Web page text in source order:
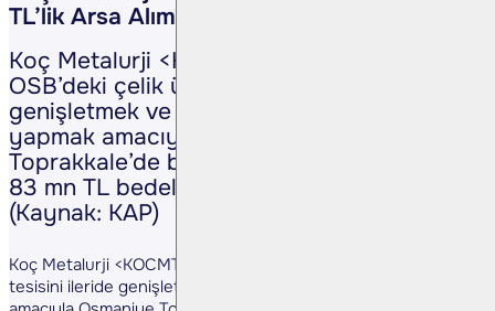
TL’lik Arsa Alımı
Koç Metalurji <KOCMT TI>, Osmaniye
OSB’deki çelik üretim tesisini ileride
genişletmek ve haddehane yatırımı
yapmak amacıyla Osmaniye
Toprakkale’de bulunan 11.630 m² arsayı
83 mn TL bedelle satın aldığını açıkladı.
(Kaynak: KAP)
Koç Metalurji <KOCMT TI>, Osmaniye OSB’deki çelik üretim
tesisini ileride genişletmek ve haddehane yatırımı yapmak